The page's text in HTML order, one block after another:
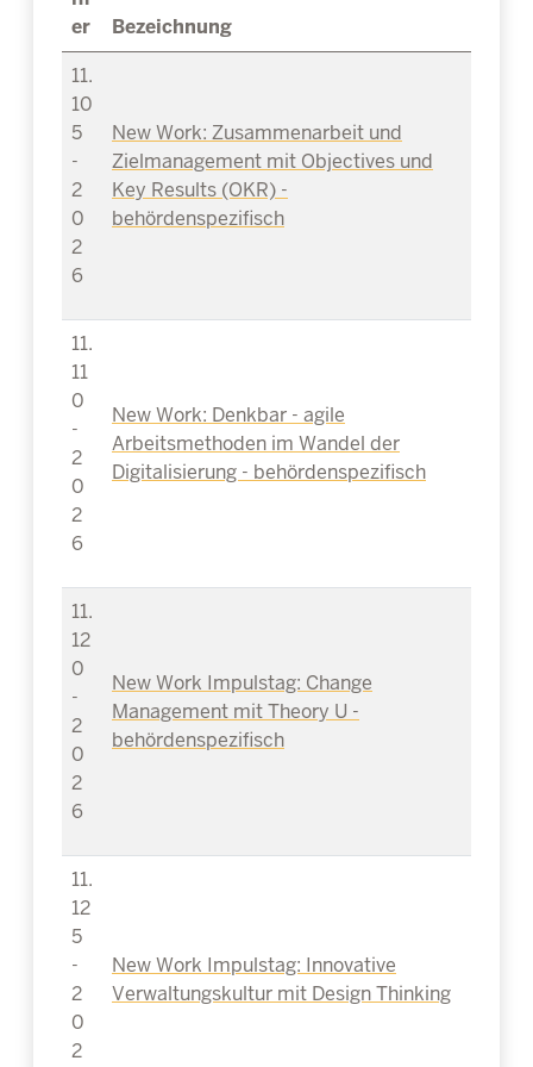
er
Bezeichnung
11.
10
5
-
2
0
2
6
New Work: Zusammenarbeit und
Zielmanagement mit Objectives und
Key Results (OKR) -
behördenspezifisch
11.
11
0
-
2
0
2
6
New Work: Denkbar - agile
Arbeitsmethoden im Wandel der
Digitalisierung - behördenspezifisch
11.
12
0
-
2
0
2
6
New Work Impulstag: Change
Management mit Theory U -
behördenspezifisch
11.
12
5
-
2
0
2
New Work Impulstag: Innovative
Verwaltungskultur mit Design Thinking